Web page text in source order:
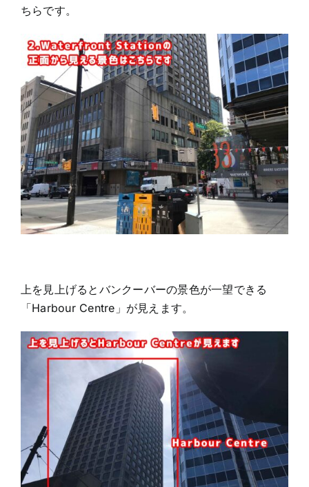
ちらです。
上を見上げるとバンクーバーの景色が一望できる
「Harbour Centre」が見えます。